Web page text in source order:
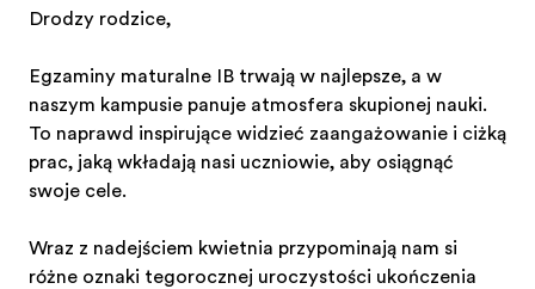
Drodzy rodzice,
Egzaminy maturalne IB trwają w najlepsze, a w
naszym kampusie panuje atmosfera skupionej nauki.
To naprawdę inspirujące widzieć zaangażowanie i ciężką
pracę, jaką wkładają nasi uczniowie, aby osiągnąć
swoje cele.
Wraz z nadejściem kwietnia przypominają nam się
różne oznaki tegorocznej uroczystości ukończenia